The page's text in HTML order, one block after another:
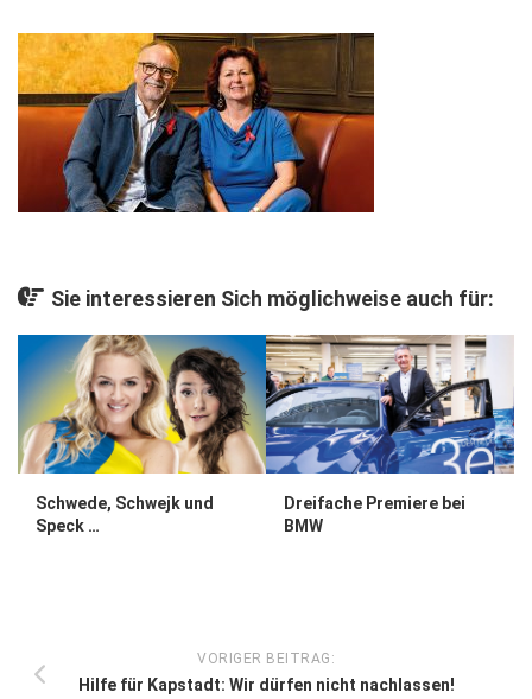
Gesellschaft
Kunst & Kultur
Lifestyle
Ausflug & Reise
Podcast
SACHSEN IN PARIS
Sie interessieren Sich möglichweise auch für:
Schwede, Schwejk und
Speck …
Dreifache Premiere bei
BMW
VORIGER BEITRAG:
Hilfe für Kapstadt: Wir dürfen nicht nachlassen!